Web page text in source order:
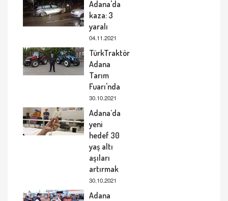
Adana'da
kaza: 3
yaralı
04.11.2021
TürkTraktör
Adana
Tarım
Fuarı'nda
30.10.2021
Adana’da
yeni
hedef 30
yaş altı
aşıları
artırmak
30.10.2021
Adana